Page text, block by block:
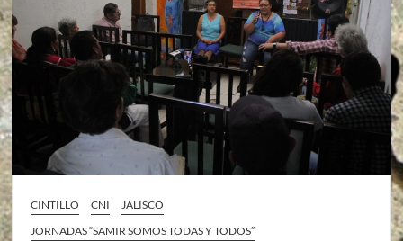
CINTILLO CNI
JALISCO
JORNADAS “SAMIR SOMOS TODAS Y TODOS”